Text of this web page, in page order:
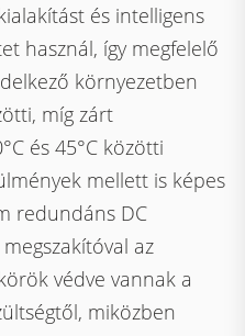
és intelligens
használ, így megfelelő
környezetben
míg zárt
és 45°C közötti
mellett is képes
redundáns DC
az
védve vannak a
miközben